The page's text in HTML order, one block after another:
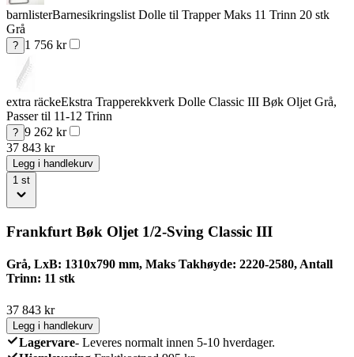
barnlisterBarnesikringslist Dolle til Trapper Maks 11 Trinn 20 stk
Grå
? 1 756 kr
extra räckeEkstra Trapperekkverk Dolle Classic III Bøk Oljet Grå,
Passer til 11-12 Trinn
? 9 262 kr
37 843 kr
Legg i handlekurv
1 st
Frankfurt Bøk Oljet 1/2-Sving Classic III
Grå, LxB: 1310x790 mm, Maks Takhøyde: 2220-2580, Antall
Trinn: 11 stk
37 843 kr
Legg i handlekurv
Lagervare- Leveres normalt innen 5-10 hverdager.